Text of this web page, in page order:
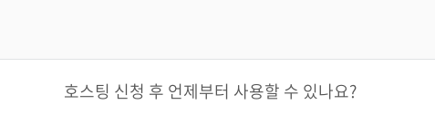
호스팅 신청 후 언제부터 사용할 수 있나요?